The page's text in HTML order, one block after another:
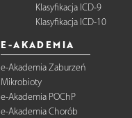
Klasyfikacja ICD-9
Klasyfikacja ICD-10
E-AKADEMIA
e-Akademia Zaburzeń
Mikrobioty
e-Akademia POChP
e-Akademia Chorób